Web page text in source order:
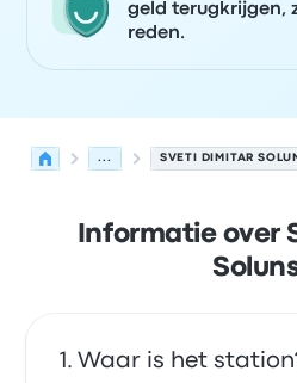
geld terugkrijgen,
reden.
... SVETI DIMITAR
Informatie over
Waar is het